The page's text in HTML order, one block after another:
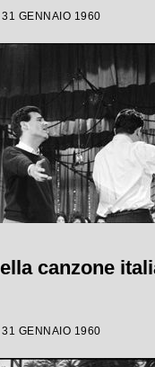
GENNAIO 1960
canzone
GENNAIO 1960